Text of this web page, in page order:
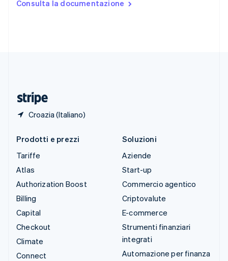
Consulta la documentazione
Croazia (Italiano)
English Español简体中文
Prodotti e prezzi
Tariffe
Atlas
Authorization Boost
Billing
Capital
Checkout
Climate
Connect
Soluzioni
Aziende
Start-up
Commercio agentico
Criptovalute
E-commerce
Strumenti finanziari
integrati
Automazione per finanza